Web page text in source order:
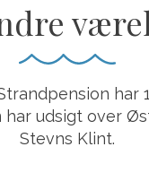
har
har udsigt over
Stevns Klint.